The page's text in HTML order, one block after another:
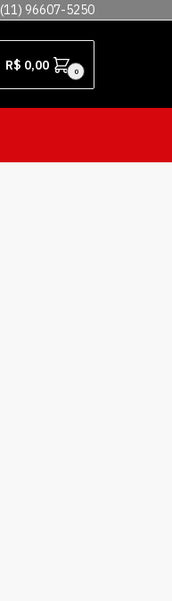
(11) 96607-5250
R$ 0,00 0